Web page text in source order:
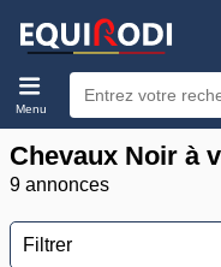
Menu
Chevaux Noir à
9 annonces
Filtrer